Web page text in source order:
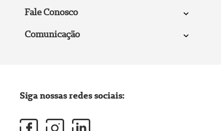
Fale Conosco
Comunicação
Siga nossas redes sociais: